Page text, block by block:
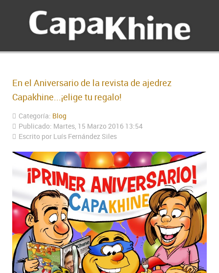
En el Aniversario de la revista de ajedrez
Capakhine...¡elige tu regalo!
Categoría: Blog
Publicado: Martes, 15 Marzo 2016 13:54
Escrito por Luís Fernández Siles